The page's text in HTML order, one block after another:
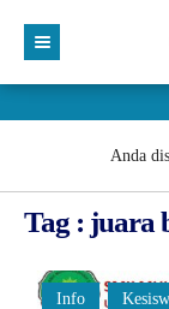
Anda
Tag : juara
Info